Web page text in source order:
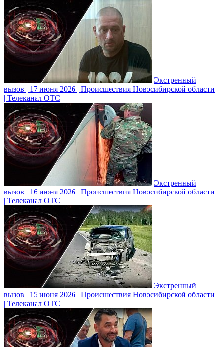
Экстренный
вызов | 17 июня 2026 | Происшествия Новосибирской области
| Телеканал ОТС
Экстренный
вызов | 16 июня 2026 | Происшествия Новосибирской области
| Телеканал ОТС
Экстренный
вызов | 15 июня 2026 | Происшествия Новосибирской области
| Телеканал ОТС